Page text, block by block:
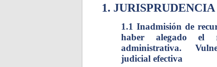
1. JURISPRUDENCIA
1.1 Inadmisión de
haber alegado el
administrativa.
judicial efectiva